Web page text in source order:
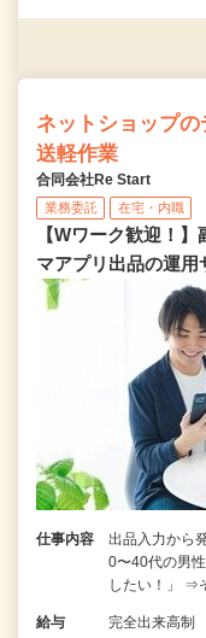
ネットショップ
送軽作業
合同会社Re Start
業務委託 在宅・内職
【Wワーク歓迎！
マアプリ出品の運
仕事内容
出品入力から
0〜40代の男
したい！」 ⇒
給与 完全出来高制